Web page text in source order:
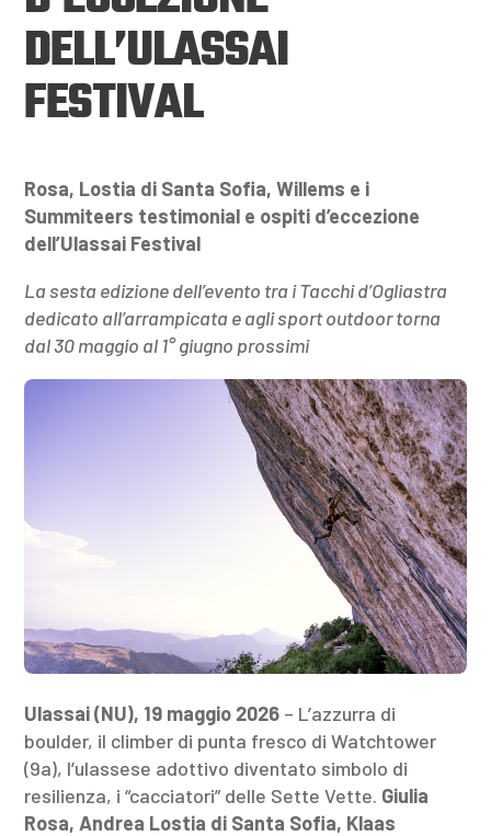
DELL’ULASSAI
FESTIVAL
Rosa, Lostia di Santa Sofia, Willems e i
Summiteers testimonial e ospiti d’eccezione
dell’Ulassai Festival
La sesta edizione dell’evento tra i Tacchi d’Ogliastra
dedicato all’arrampicata e agli sport outdoor torna
dal 30 maggio al 1° giugno prossimi
Ulassai (NU), 19 maggio 2026 – L’azzurra di
boulder, il climber di punta fresco di Watchtower
(9a), l’ulassese adottivo diventato simbolo di
resilienza, i “cacciatori” delle Sette Vette. Giulia
Rosa, Andrea Lostia di Santa Sofia, Klaas